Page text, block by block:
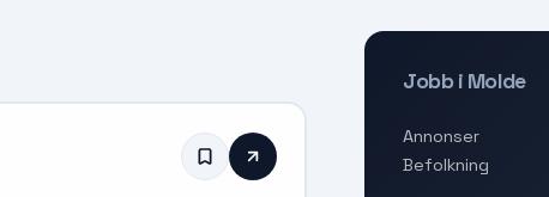
Jobb i Molde
Annonser
Befolkning